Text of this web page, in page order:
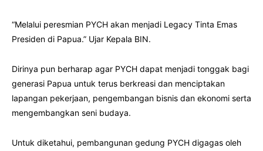
“Melalui peresmian PYCH akan menjadi Legacy Tinta Emas
Presiden di Papua.” Ujar Kepala BIN.
Dirinya pun berharap agar PYCH dapat menjadi tonggak bagi
generasi Papua untuk terus berkreasi dan menciptakan
lapangan pekerjaan, pengembangan bisnis dan ekonomi serta
mengembangkan seni budaya.
Untuk diketahui, pembangunan gedung PYCH digagas oleh